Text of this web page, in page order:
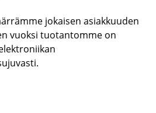
jokaisen asiakkuuden
vuoksi tuotantomme on